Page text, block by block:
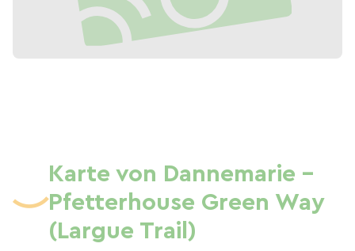
Karte von Dannemarie -
Pfetterhouse Green Way
(Largue Trail)